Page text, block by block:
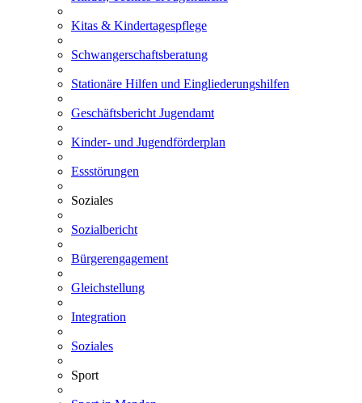
Kitas & Kindertagespflege
Schwangerschaftsberatung
Stationäre Hilfen und Eingliederungshilfen
Geschäftsbericht Jugendamt
Kinder- und Jugendförderplan
Essstörungen
Soziales
Sozialbericht
Bürgerengagement
Gleichstellung
Integration
Soziales
Sport